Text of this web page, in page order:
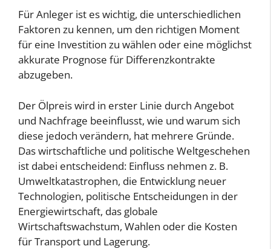
Für Anleger ist es wichtig, die unterschiedlichen
Faktoren zu kennen, um den richtigen Moment
für eine Investition zu wählen oder eine möglichst
akkurate Prognose für Differenzkontrakte
abzugeben.
Der Ölpreis wird in erster Linie durch Angebot
und Nachfrage beeinflusst, wie und warum sich
diese jedoch verändern, hat mehrere Gründe.
Das wirtschaftliche und politische Weltgeschehen
ist dabei entscheidend: Einfluss nehmen z. B.
Umweltkatastrophen, die Entwicklung neuer
Technologien, politische Entscheidungen in der
Energiewirtschaft, das globale
Wirtschaftswachstum, Wahlen oder die Kosten
für Transport und Lagerung.